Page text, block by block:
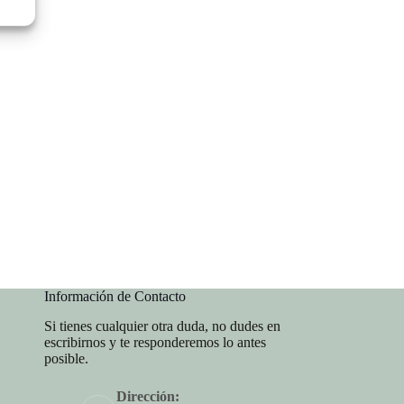
Información de Contacto
Si tienes cualquier otra duda, no dudes en
escribirnos y te responderemos lo antes
posible.
Dirección: